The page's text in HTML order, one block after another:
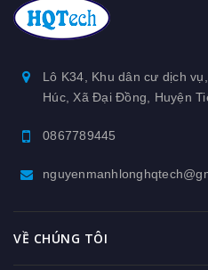
Lô K34, Khu dân cư dịch
Húc, Xã Đại Đồng, Huyện
0867789445
VỀ CHÚNG TÔI